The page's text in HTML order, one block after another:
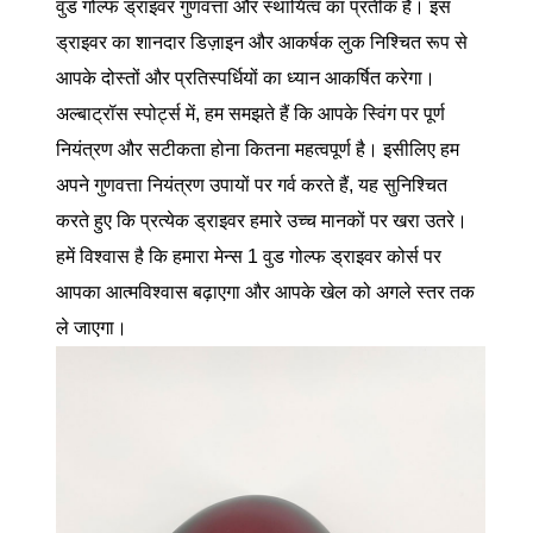
वुड गोल्फ ड्राइवर गुणवत्ता और स्थायित्व का प्रतीक है। इस
ड्राइवर का शानदार डिज़ाइन और आकर्षक लुक निश्चित रूप से
आपके दोस्तों और प्रतिस्पर्धियों का ध्यान आकर्षित करेगा।
अल्बाट्रॉस स्पोर्ट्स में, हम समझते हैं कि आपके स्विंग पर पूर्ण
नियंत्रण और सटीकता होना कितना महत्वपूर्ण है। इसीलिए हम
अपने गुणवत्ता नियंत्रण उपायों पर गर्व करते हैं, यह सुनिश्चित
करते हुए कि प्रत्येक ड्राइवर हमारे उच्च मानकों पर खरा उतरे।
हमें विश्वास है कि हमारा मेन्स 1 वुड गोल्फ ड्राइवर कोर्स पर
आपका आत्मविश्वास बढ़ाएगा और आपके खेल को अगले स्तर तक
ले जाएगा।